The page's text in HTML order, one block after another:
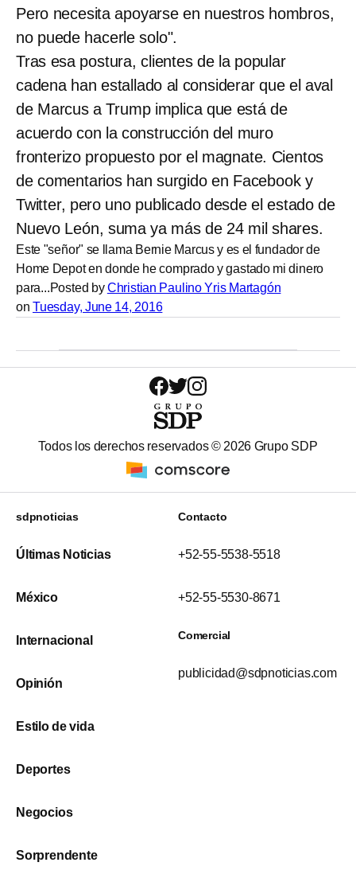
Pero necesita apoyarse en nuestros hombros,
no puede hacerle solo".
Tras esa postura, clientes de la popular
cadena han estallado al considerar que el aval
de Marcus a Trump implica que está de
acuerdo con la construcción del muro
fronterizo propuesto por el magnate. Cientos
de comentarios han surgido en Facebook y
Twitter, pero uno publicado desde el estado de
Nuevo León, suma ya más de 24 mil shares.
Este "señor" se llama Bernie Marcus y es el fundador de
Home Depot en donde he comprado y gastado mi dinero
para...Posted byChristian Paulino Yris Martagón
on Tuesday, June 14, 2016
Todos los derechos reservados © 2026 Grupo SDP
sdpnoticias
Últimas Noticias
México
Internacional
Opinión
Estilo de vida
Deportes
Negocios
Sorprendente
Contacto
+52-55-5538-5518
+52-55-5530-8671
Comercial
publicidad@sdpnoticias.com